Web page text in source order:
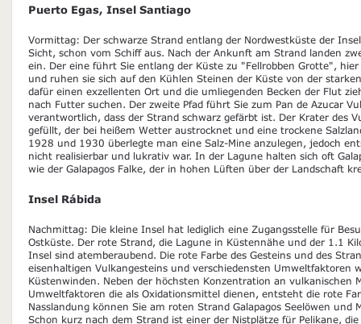
Puerto Egas, Insel Santiago
Vormittag: Der schwarze Strand entlang der Nordwestküste der
Sicht, schon vom Schiff aus. Nach der Ankunft am Strand landen
ein. Der eine führt Sie entlang der Küste zu "Fellrobben Grotte",
und ruhen sie sich auf den Kühlen Steinen der Küste von der
dafür einen exzellenten Ort und die umliegenden Becken der Flut
nach Futter suchen. Der zweite Pfad führt Sie zum Pan de Azucar
verantwortlich, dass der Strand schwarz gefärbt ist. Der Krater des
gefüllt, der bei heißem Wetter austrocknet und eine trockene
1928 und 1930 überlegte man eine Salz-Mine anzulegen, jedoch
nicht realisierbar und lukrativ war. In der Lagune halten sich oft
wie der Galapagos Falke, der in hohen Lüften über der Landschaft
Insel Rábida
Nachmittag: Die kleine Insel hat lediglich eine Zugangsstelle für
Ostküste. Der rote Strand, die Lagune in Küstennähe und der 1.1
Insel sind atemberaubend. Die rote Farbe des Gesteins und des
eisenhaltigen Vulkangesteins und verschiedensten Umweltfaktoren
Küstenwinden. Neben der höchsten Konzentration an vulkanischen
Umweltfaktoren die als Oxidationsmittel dienen, entsteht die rote
Nasslandung können Sie am roten Strand Galapagos Seelöwen und
Schon kurz nach dem Strand ist einer der Nistplätze für Pelikane,